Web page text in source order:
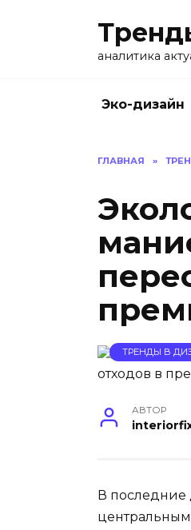
аналитика
Эко-дизайн
ГЛАВНАЯ »
ТРЕНДЫ В
АВТОР
В последние